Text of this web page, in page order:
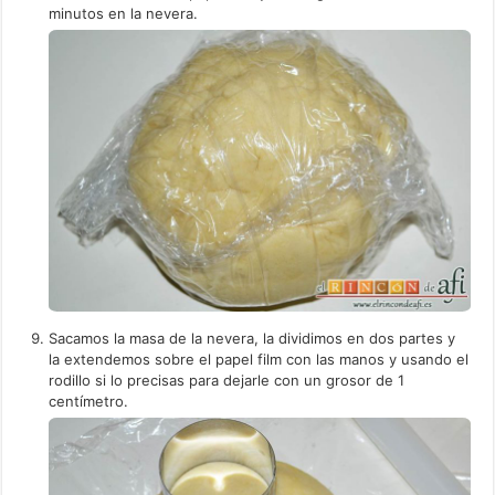
minutos en la nevera.
Sacamos la masa de la nevera, la dividimos en dos partes y
la extendemos sobre el papel film con las manos y usando el
rodillo si lo precisas para dejarle con un grosor de 1
centímetro.